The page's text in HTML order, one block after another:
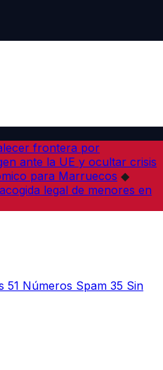
frontera por
ante la UE y ocultar crisis
para Marruecos ◆
legal de menores en
51 Números Spam 35 Sin